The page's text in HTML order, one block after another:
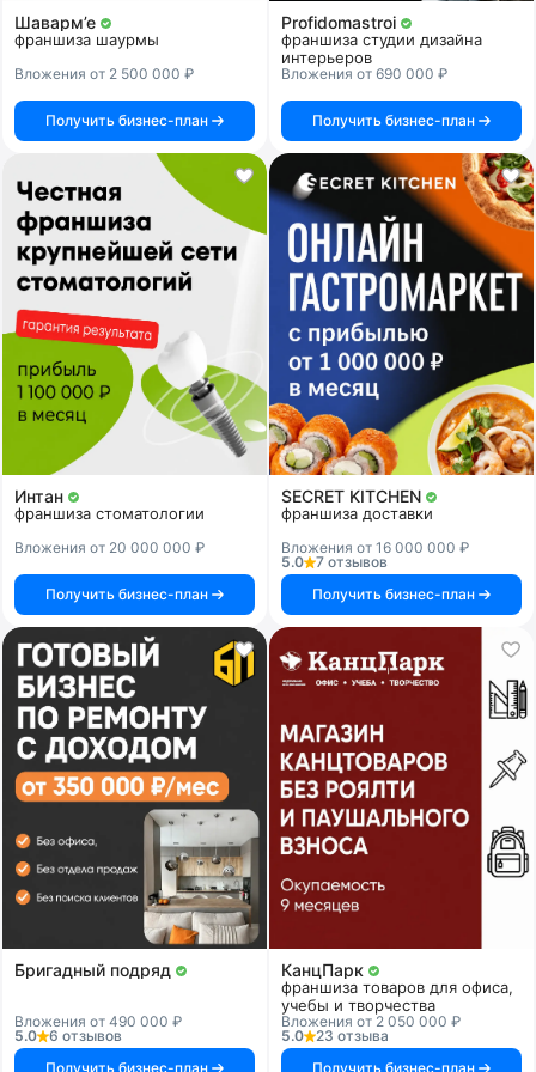
Шаварм’е
франшиза шаурмы
Вложения от 2 500 000 ₽
Получить бизнес-план
Profidomastroi
франшиза студии дизайна
интерьеров
Вложения от 690 000 ₽
Получить бизнес-план
Интан
франшиза стоматологии
Вложения от 20 000 000 ₽
Получить бизнес-план
SECRET KITCHEN
франшиза доставки
Вложения от 16 000 000 ₽
5.0
7 отзывов
Получить бизнес-план
Бригадный подряд
Вложения от 490 000 ₽
5.0
6 отзывов
Получить бизнес-план
КанцПарк
франшиза товаров для офиса,
учебы и творчества
Вложения от 2 050 000 ₽
5.0
23 отзыва
Получить бизнес-план